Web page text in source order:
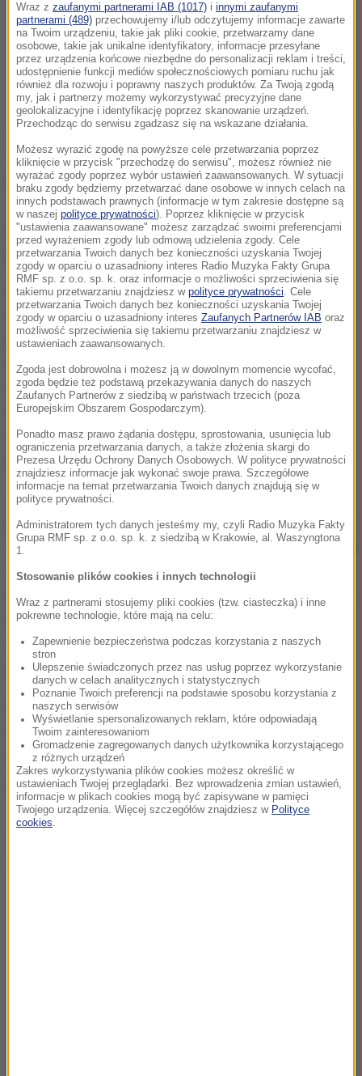
Mieszkaniec Raciborza zadzwonił wczoraj po godz.
5 nad ranem na numer alarmowy TOPR.
Poinformował, że wraz z grupą przyjaciół został
przysypany lawiną pod Rysami.
Natychmiast wszczęto odpowiednie procedury i
nawet mimo panujących ciemności do lotu
przygotowywany był śmigłowiec ratunkowy. Na
miejsce udał się także ratownik dyżurny ze
schroniska nad Morskim Okiem. Po kilkudziesięciu
minutach i kolejnych weryfikacjach, okazało się, że
zgłaszający nie jest pod Rysami, a w swoim łóżku w
Raciborzu.
Już wczoraj o tym incydencie została
powiadomiona policja w Raciborzu.Dostałem dzisiaj
informację, że rodzina tego mężczyzny przewiozła go
na leczenie w zakładzie zamkniętym- mówi
naczelnik TOPR Jan Krzysztof.Nawet ze zgłoszenia,
które potem przesłuchałem, można było
wywnioskować, że ma ewidentne problemy
psychiczne- dodaje.
W tej sytuacji ratownicy zastanawiają się, czy
wyciągać jakieś konsekwencje wobec sprawcy
fałszywego alarmu.
(mpw)
Wraz z zaufanymi partnerami IAB (1017) i innymi zaufanymi
partnerami (489) przechowujemy i/lub odczytujemy informacje zawarte
na Twoim urządzeniu, takie jak pliki cookie, przetwarzamy dane
osobowe, takie jak unikalne identyfikatory, informacje przesyłane
przez urządzenia końcowe niezbędne do personalizacji reklam i treści,
udostępnienie funkcji mediów społecznościowych pomiaru ruchu jak
również dla rozwoju i poprawny naszych produktów. Za Twoją zgodą
my, jak i partnerzy możemy wykorzystywać precyzyjne dane
geolokalizacyjne i identyfikację poprzez skanowanie urządzeń.
Przechodząc do serwisu zgadzasz się na wskazane działania.
Możesz wyrazić zgodę na powyższe cele przetwarzania poprzez
kliknięcie w przycisk "przechodzę do serwisu", możesz również nie
wyrażać zgody poprzez wybór ustawień zaawansowanych. W sytuacji
braku zgody będziemy przetwarzać dane osobowe w innych celach na
innych podstawach prawnych (informacje w tym zakresie dostępne są
w naszej polityce prywatności). Poprzez kliknięcie w przycisk
"ustawienia zaawansowane" możesz zarządzać swoimi preferencjami
przed wyrażeniem zgody lub odmową udzielenia zgody. Cele
przetwarzania Twoich danych bez konieczności uzyskania Twojej
zgody w oparciu o uzasadniony interes Radio Muzyka Fakty Grupa
RMF sp. z o.o. sp. k. oraz informacje o możliwości sprzeciwienia się
takiemu przetwarzaniu znajdziesz w polityce prywatności. Cele
przetwarzania Twoich danych bez konieczności uzyskania Twojej
zgody w oparciu o uzasadniony interes Zaufanych Partnerów IAB oraz
możliwość sprzeciwienia się takiemu przetwarzaniu znajdziesz w
ustawieniach zaawansowanych.
Zgoda jest dobrowolna i możesz ją w dowolnym momencie wycofać,
zgoda będzie też podstawą przekazywania danych do naszych
Zaufanych Partnerów z siedzibą w państwach trzecich (poza
Europejskim Obszarem Gospodarczym).
Ponadto masz prawo żądania dostępu, sprostowania, usunięcia lub
ograniczenia przetwarzania danych, a także złożenia skargi do
Prezesa Urzędu Ochrony Danych Osobowych. W polityce prywatności
znajdziesz informacje jak wykonać swoje prawa. Szczegółowe
informacje na temat przetwarzania Twoich danych znajdują się w
polityce prywatności.
Administratorem tych danych jesteśmy my, czyli Radio Muzyka Fakty
Grupa RMF sp. z o.o. sp. k. z siedzibą w Krakowie, al. Waszyngtona
1.
Stosowanie plików cookies i innych technologii
Wraz z partnerami stosujemy pliki cookies (tzw. ciasteczka) i inne
pokrewne technologie, które mają na celu:
Zapewnienie bezpieczeństwa podczas korzystania z naszych
stron
Ulepszenie świadczonych przez nas usług poprzez wykorzystanie
danych w celach analitycznych i statystycznych
Poznanie Twoich preferencji na podstawie sposobu korzystania z
naszych serwisów
Wyświetlanie spersonalizowanych reklam, które odpowiadają
Twoim zainteresowaniom
Gromadzenie zagregowanych danych użytkownika korzystającego
z różnych urządzeń
Zakres wykorzystywania plików cookies możesz określić w
ustawieniach Twojej przeglądarki. Bez wprowadzenia zmian ustawień,
informacje w plikach cookies mogą być zapisywane w pamięci
Twojego urządzenia. Więcej szczegółów znajdziesz w Polityce
cookies.